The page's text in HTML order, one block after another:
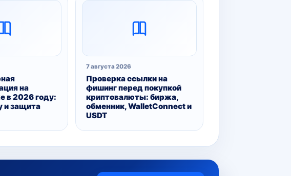
на
в 2026 году:
и защита
7 августа 2026
Проверка ссылки на
фишинг перед покупкой
криптовалюты: биржа,
обменник, WalletConnect и
USDT